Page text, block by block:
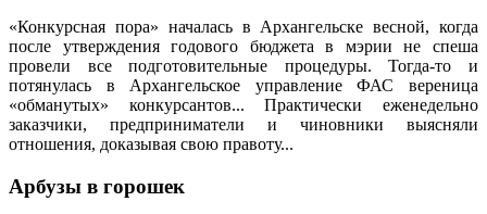
«Конкурсная пора» началась в Архангельске весной, когда
после утверждения годового бюджета в мэрии не спеша
провели все подготовительные процедуры. Тогда-то и
потянулась в Архангельское управление ФАС вереница
«обманутых» конкурсантов... Практически еженедельно
заказчики, предприниматели и чиновники выясняли
отношения, доказывая свою правоту...
Арбузы в горошек